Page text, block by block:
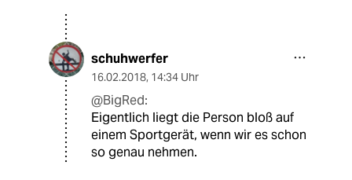
schuhwerfer
16.02.2018, 14:34 Uhr
@BigRed:
Eigentlich liegt die Person bloß auf
einem Sportgerät, wenn wir es schon
so genau nehmen.